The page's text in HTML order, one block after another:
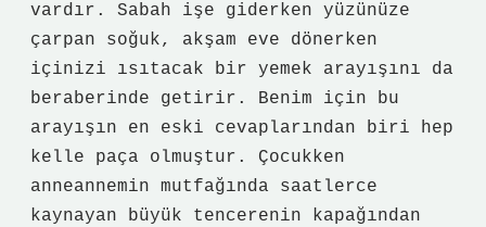
vardır. Sabah işe giderken yüzünüze
çarpan soğuk, akşam eve dönerken
içinizi ısıtacak bir yemek arayışını da
beraberinde getirir. Benim için bu
arayışın en eski cevaplarından biri hep
kelle paça olmuştur. Çocukken
anneannemin mutfağında saatlerce
kaynayan büyük tencerenin kapağından